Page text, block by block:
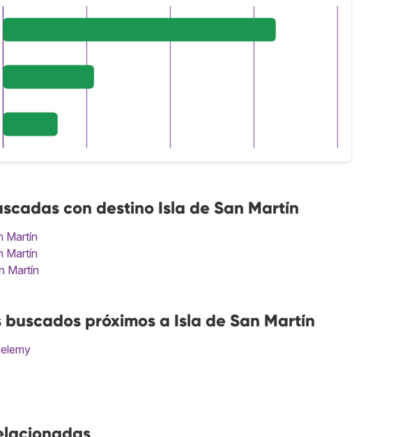
con destino Isla de San Martín
Martín
Martín
Martín
buscados próximos a Isla de San Martín